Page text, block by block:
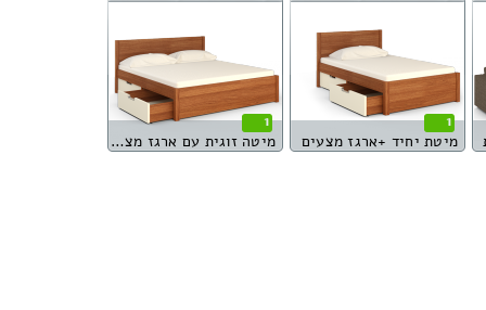
1
מיטת יחיד +ארגז מצעים
1
מיטה זוגית עם ארגז מצעים